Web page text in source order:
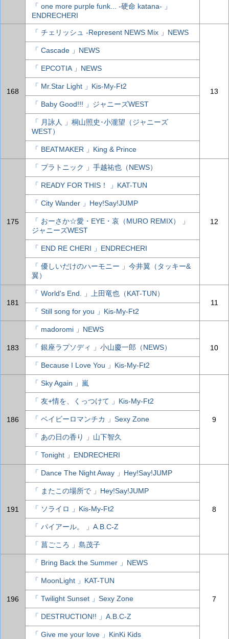
「 one more purple funk... -硬命 katana- 」
ENDRECHERI
168
「 チェリッシュ -Represent NEWS Mix 」NEWS
13
「 Cascade 」NEWS
「 EPCOTIA 」NEWS
「 Mr.Star Light 」Kis-My-Ft2
「 Baby Good!!! 」ジャニーズWEST
「 月詠人 」桐山照史･小瀧望（ジャニーズ
WEST）
「 BEATMAKER 」King & Prince
175
「 プラトニック 」手越祐也（NEWS）
12
「 READY FOR THIS！ 」KAT-TUN
「 City Wander 」Hey!Say!JUMP
「 おーさか☆愛・EYE・哀（MURO REMIX） 」
ジャニーズWEST
「 END RE CHERI 」ENDRECHERI
「 優しいだけのハーモニー 」今井翼（タッキー&
翼）
181
「 World's End. 」上田竜也（KAT-TUN）
11
「 Still song for you 」Kis-My-Ft2
183
「 madoromi 」NEWS
10
「 銀座ラプソディ 」小山慶一郎（NEWS）
「 Because I Love You 」Kis-My-Ft2
186
「 Sky Again 」嵐
9
「 友+情を、くっつけて 」Kis-My-Ft2
「 ベイビーロマンチカ 」Sexy Zone
「 あの日の香り 」山下智久
「 Tonight 」ENDRECHERI
191
「 Dance The Night Away 」Hey!Say!JUMP
8
「 またこの場所で 」Hey!Say!JUMP
「 ソライロ 」Kis-My-Ft2
「 パイアール。 」A.B.C-Z
「 菖ごころ 」島茂子
196
「 Bring Back the Summer 」NEWS
7
「 MoonLight 」KAT-TUN
「 Twilight Sunset 」Sexy Zone
「 DESTRUCTION!! 」A.B.C-Z
「 Give me your love 」KinKi Kids